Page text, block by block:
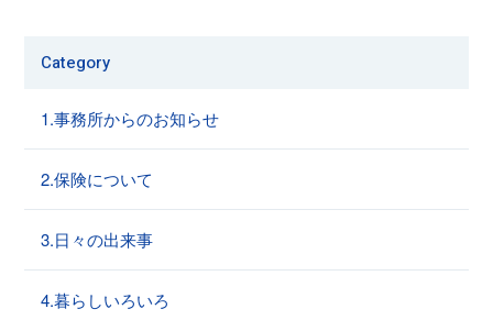
Category
1.事務所からのお知らせ
2.保険について
3.日々の出来事
4.暮らしいろいろ